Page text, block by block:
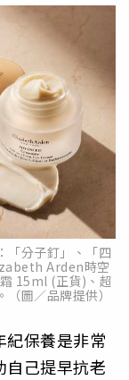
「分子釘」、「四
Arden時空
15ml (正貨)、超
圖／品牌提供）
紀保養是非常
自己提早抗老